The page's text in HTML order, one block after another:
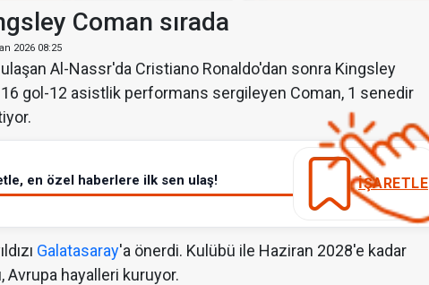
Coman sırada
2026 08:25
Al-Nassr'da Cristiano Ronaldo'dan sonra Kingsley
16 gol-12 asistlik performans sergileyen Coman, 1 senedir
en özel haberlere ilk sen ulaş! İŞARETLE
Galatasaray'a önerdi. Kulübü ile Haziran 2028'e kadar
hayalleri kuruyor.